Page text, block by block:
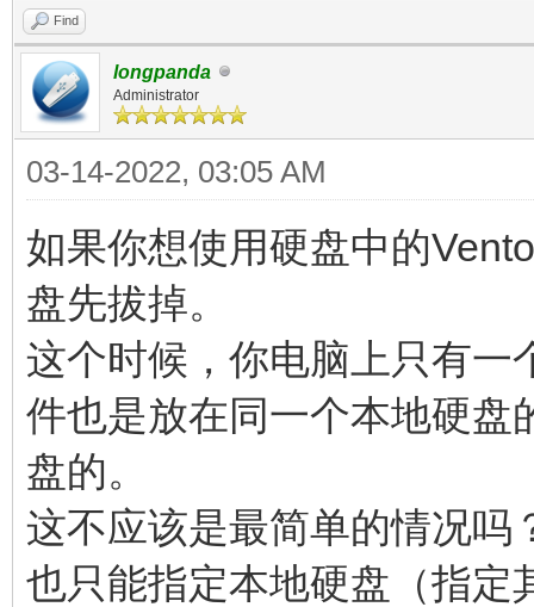
Find
longpanda
Administrator
03-14-2022, 03:05 AM
如果你想使用硬盘中的
盘先拔掉。
这个时候，你电脑上只有一
件也是放在同一个本地硬盘
盘的。
这不应该是最简单的情况吗
也只能指定本地硬盘（指定